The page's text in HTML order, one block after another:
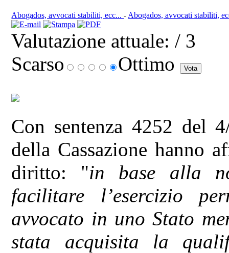
Abogados, avvocati stabiliti, ecc...- Abogados, avvocati stabiliti,
Valutazione attuale: / 3
Scarso
Ottimo
Con sentenza 4252 del
della Cassazione hanno
diritto: "in base alla
facilitare l’esercizio
avvocato in uno Stato
stata acquisita la